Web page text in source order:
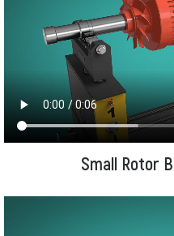
Small Rotor